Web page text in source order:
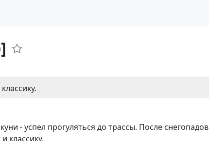
- успел прогуляться до трассы. После снегопадов
классику.